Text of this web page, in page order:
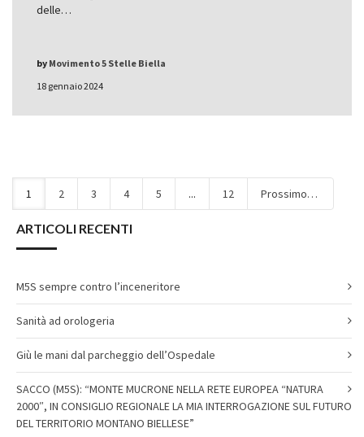
delle…
18 gennaio 2024
by Movimento 5 Stelle Biella
1 2 3 4 5 ... 12 Prossimo
ARTICOLI RECENTI
M5S sempre contro l’inceneritore
Sanità ad orologeria
Giù le mani dal parcheggio dell’Ospedale
SACCO (M5S): “MONTE MUCRONE NELLA RETE EUROPEA “NATURA
2000″, IN CONSIGLIO REGIONALE LA MIA INTERROGAZIONE SUL FUTURO
DEL TERRITORIO MONTANO BIELLESE”